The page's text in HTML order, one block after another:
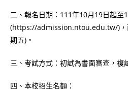
二、報名日期：111年10月19日起至
(https://admission.ntou.edu.tw/)，
期五)。
三、考試方式：初試為書面審查，複
四、本校招生名額：